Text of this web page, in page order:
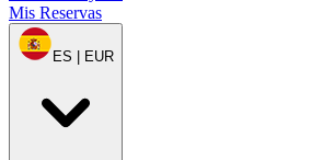
Mis Reservas
ES | EUR